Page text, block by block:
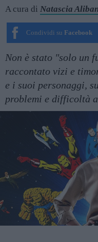
A cura di Natascia
Condividi su Facebook
Non è stato "solo un
raccontato vizi e
e i suoi personaggi,
problemi e difficoltà